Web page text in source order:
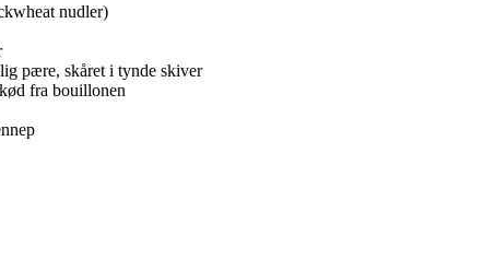
nudler)
pære, skåret i tynde skiver
fra bouillonen